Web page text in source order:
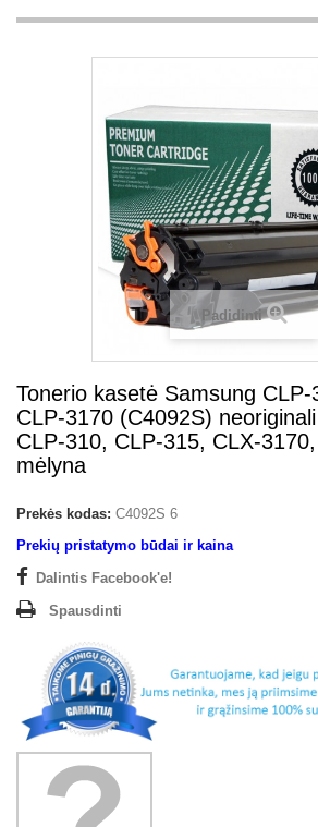
Padidinti
Tonerio kasetė Samsung
CLP-3170 (C4092S)
CLP-310, CLP-315, CLX-
mėlyna
Prekės kodas: C4092S 6
Prekių pristatymo būdai ir kaina
Dalintis Facebook'e!
Spausdinti